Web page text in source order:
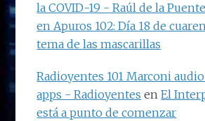
la COVID-19 - Raúl de la Puente
en Apuros 102: Día 18 de
tema de las mascarillas
Radioyentes 101 Marconi
apps - Radioyentes enEl
está a punto de comenzar